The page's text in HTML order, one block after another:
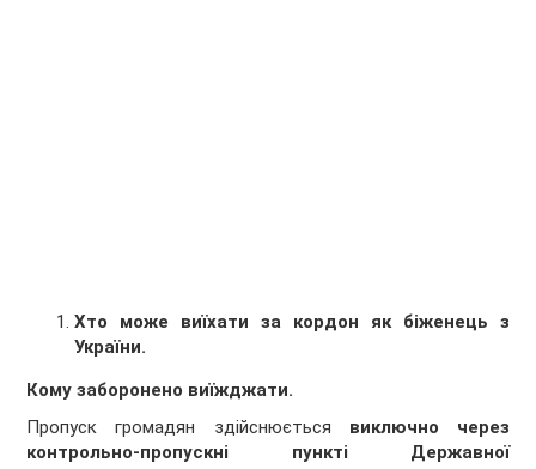
Хто може виїхати за кордон як біженець з
України.
Кому заборонено виїжджати.
Пропуск громадян здійснюється виключно через
контрольно-пропускні пункті Державної